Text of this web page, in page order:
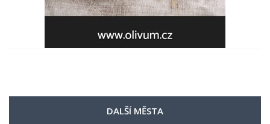
DALŠÍ MĚSTA